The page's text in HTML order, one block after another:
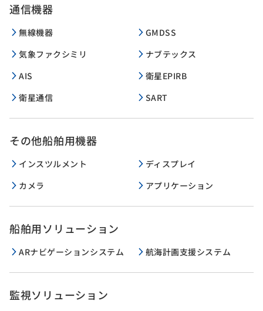
通信機器
無線機器
GMDSS
気象ファクシミリ
ナブテックス
AIS
衛星EPIRB
衛星通信
SART
その他船舶用機器
インスツルメント
ディスプレイ
カメラ
アプリケーション
船舶用ソリューション
ARナビゲーションシステム 航海計画支援システム
監視ソリューション